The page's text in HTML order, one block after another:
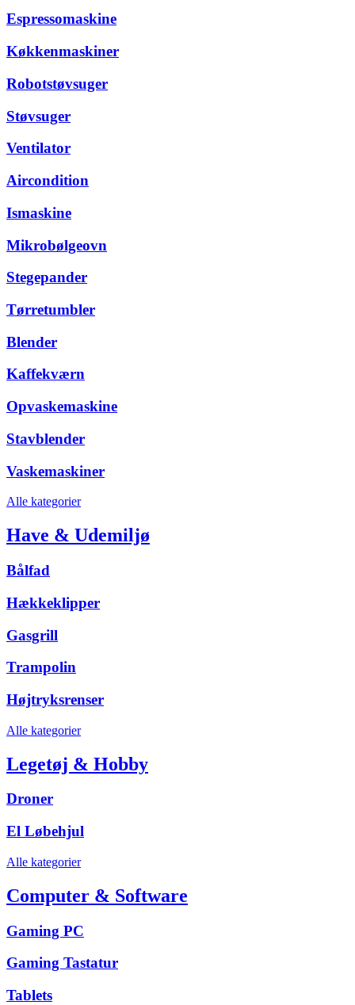
Espressomaskine
Køkkenmaskiner
Robotstøvsuger
Støvsuger
Ventilator
Aircondition
Ismaskine
Mikrobølgeovn
Stegepander
Tørretumbler
Blender
Kaffekværn
Opvaskemaskine
Stavblender
Vaskemaskiner
Alle kategorier
Have & Udemiljø
Bålfad
Hækkeklipper
Gasgrill
Trampolin
Højtryksrenser
Alle kategorier
Legetøj & Hobby
Droner
El Løbehjul
Alle kategorier
Computer & Software
Gaming PC
Gaming Tastatur
Tablets